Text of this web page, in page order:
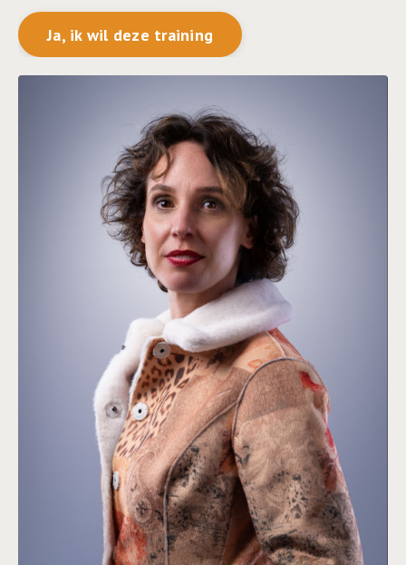
Ja, ik wil deze training